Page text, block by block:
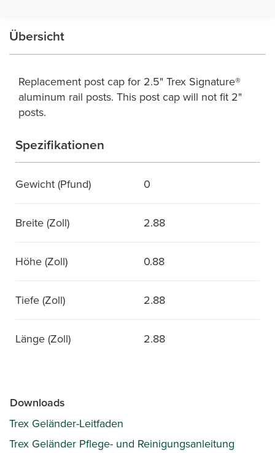
Übersicht
Replacement post cap for 2.5" Trex Signature®
aluminum rail posts. This post cap will not fit 2"
posts.
Spezifikationen
Gewicht (Pfund) 0
Breite (Zoll) 2.88
Höhe (Zoll) 0.88
Tiefe (Zoll) 2.88
Länge (Zoll) 2.88
Downloads
Trex Geländer-Leitfaden
Trex Geländer Pflege- und Reinigungsanleitung